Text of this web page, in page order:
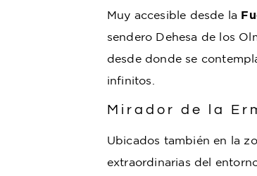
Muy accesible desde la
sendero Dehesa de los
desde donde se
infinitos.
Mirador de la
Ubicados también en la
extraordinarias del